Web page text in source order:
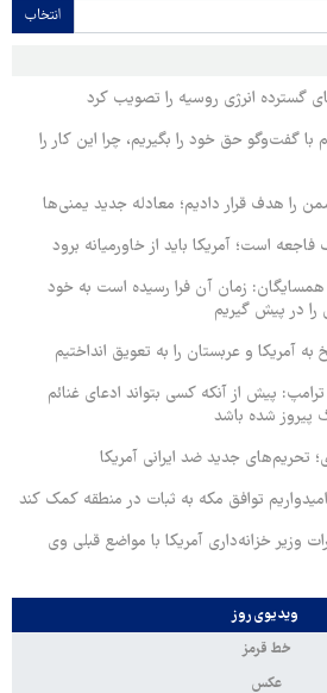
انتخاب
گسترده انرژی روسیه را تصویب کرد
گفت‌وگو حق خود را بگیریم، چرا این کار را
را هدف قرار دادیم؛ معادله جدید یمنی‌ها
است؛ آمریکا باید از خاورمیانه برود
زمان آن فرا رسیده است به خود
را در پیش گیریم
آمریکا و عربستان را به تعویق انداختیم
پیش از آنکه کسی بتواند ادعای غنائم
پیروز شده باشد
تحریم‌های جدید ضد ایرانی آمریکا
توافق مکه به ثبات در منطقه کمک کند
وزیر خزانه‌داری آمریکا با مواضع قبلی وی
ویدیوی روز
خط قرمز
عکس